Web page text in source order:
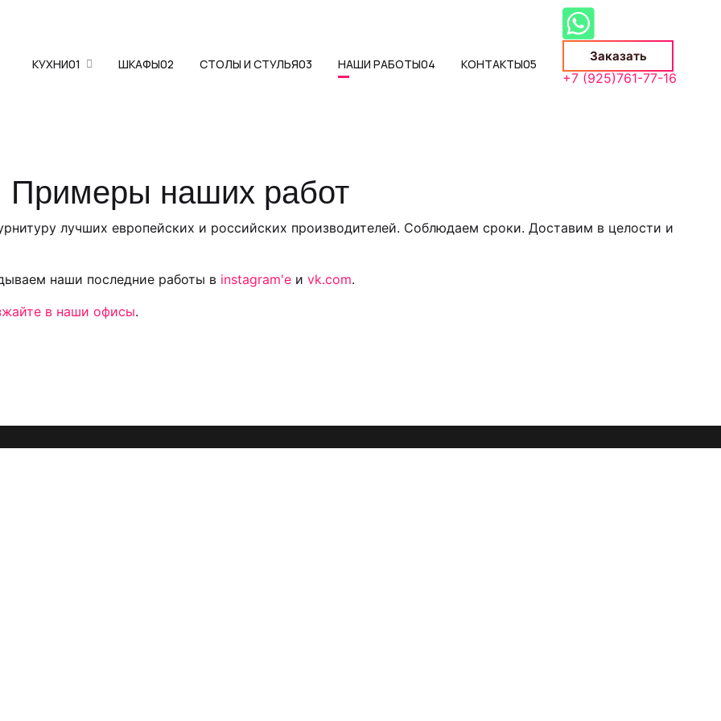
Заказать
+7 (925)761-77-16
КУХНИ01 ШКАФЫ02 СТОЛЫ И СТУЛЬЯ03 НАШИ РАБОТЫ04 КОНТАКТЫ05
Примеры наших работ
лучших европейских и российских производителей. Соблюдаем сроки. Доставим в целости и
наши последние работы в instagram'е и vk.com.
в наши офисы.